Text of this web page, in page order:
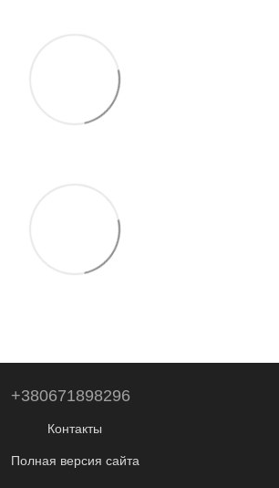
+380671898296
Контакты
Полная версия сайта